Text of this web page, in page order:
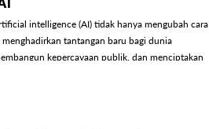
intelligence (AI) tidak hanya mengubah cara
tantangan baru bagi dunia
kepercayaan publik, dan menciptakan